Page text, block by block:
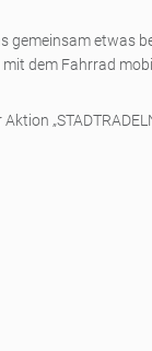
gemeinsam etwas
dem Fahrrad